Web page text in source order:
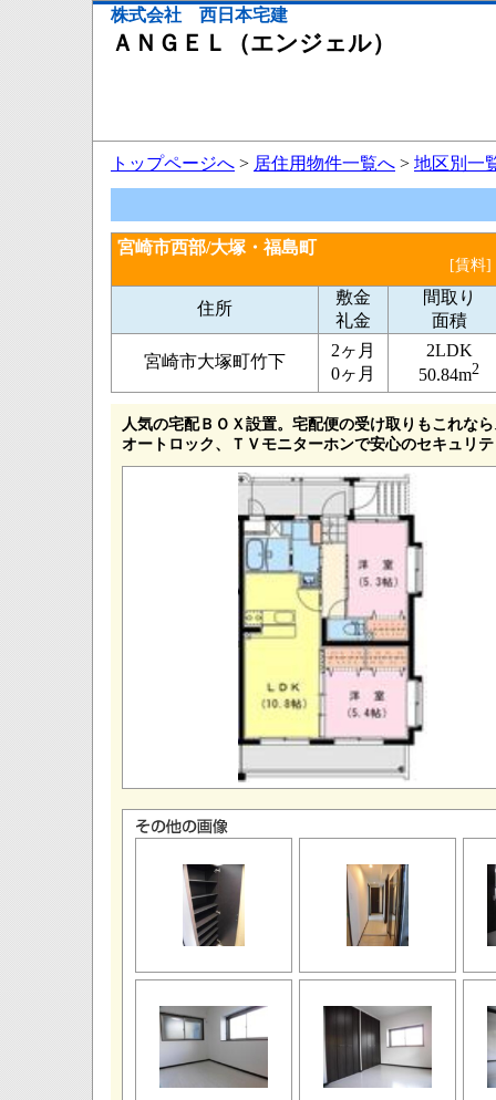
株式会社 西日本宅建
ＡＮＧＥＬ（エンジェル）
トップページへ > 居住用物件一覧へ > 地区別一
宮崎市西部/大塚・福島町
[賃料]
住所
敷金
礼金
間取り
面積
宮崎市大塚町竹下
2ヶ月
0ヶ月
2LDK
50.84m2
人気の宅配ＢＯＸ設置。宅配便の受け取りもこれな
オートロック、ＴＶモニターホンで安心のセキュリ